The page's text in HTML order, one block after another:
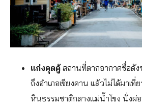
แก่งคุดคู้สถานที่ตากอากาศชื่อดัง
ถึงอำเภอเชียงคาน แล้วไม่ได้มาเ
หินธรรมชาติกลางแม่น้ำโขง นั่งผ่